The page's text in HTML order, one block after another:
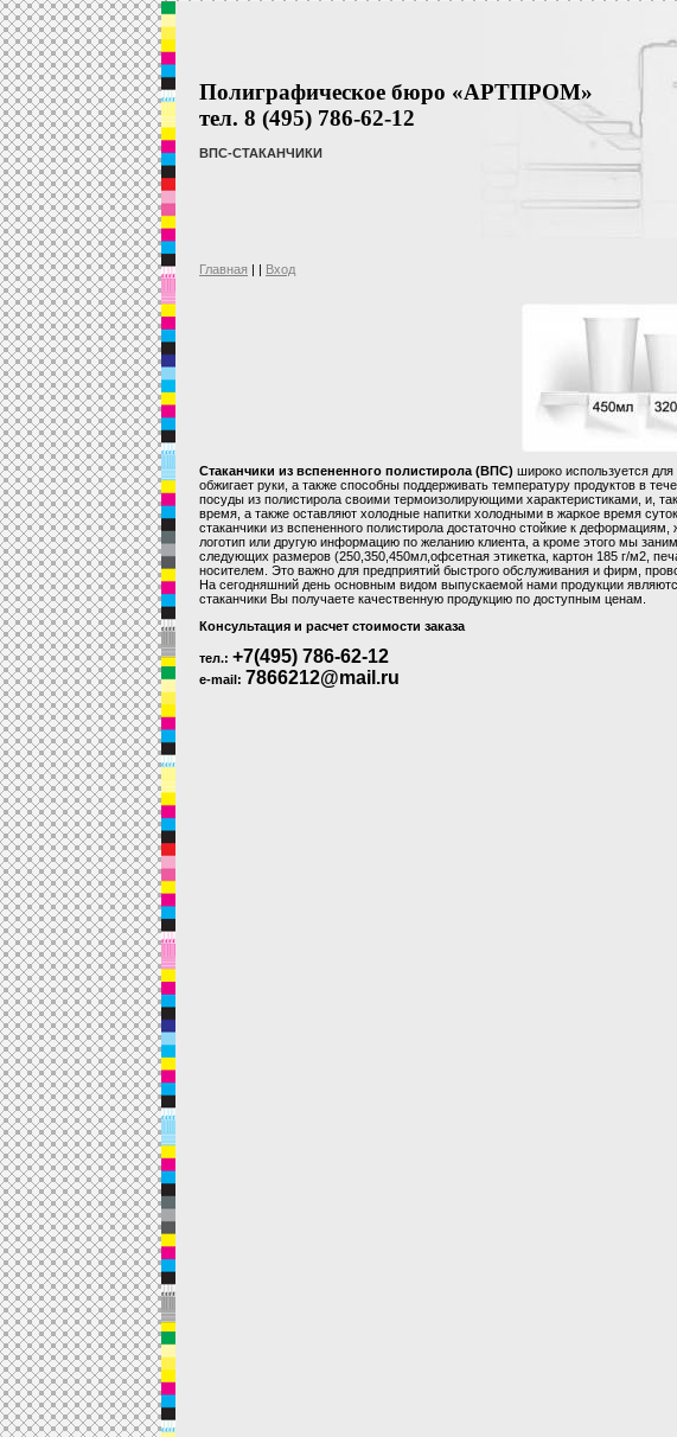
Полиграфическое бюро «АРТПРОМ»
тел. 8 (495) 786-62-12
ВПС-СТАКАНЧИКИ
Главная | | Вход
Стаканчики из вспененного полистирола (ВПС) широко используется
обжигает руки, а также способны поддерживать температуру продуктов в
посуды из полистирола своими термоизолирующими характеристиками, и,
время, а также оставляют холодные напитки холодными в жаркое время
стаканчики из вспененного полистирола достаточно стойкие к
логотип или другую информацию по желанию клиента, а кроме этого мы
следующих размеров (250,350,450мл,офсетная этикетка, картон 185 г/м2,
носителем. Это важно для предприятий быстрого обслуживания и фирм,
На сегодняшний день основным видом выпускаемой нами продукции
стаканчики Вы получаете качественную продукцию по доступным ценам.
Консультация и расчет стоимости заказа
тел.: +7(495) 786-62-12
e-mail: 7866212@mail.ru